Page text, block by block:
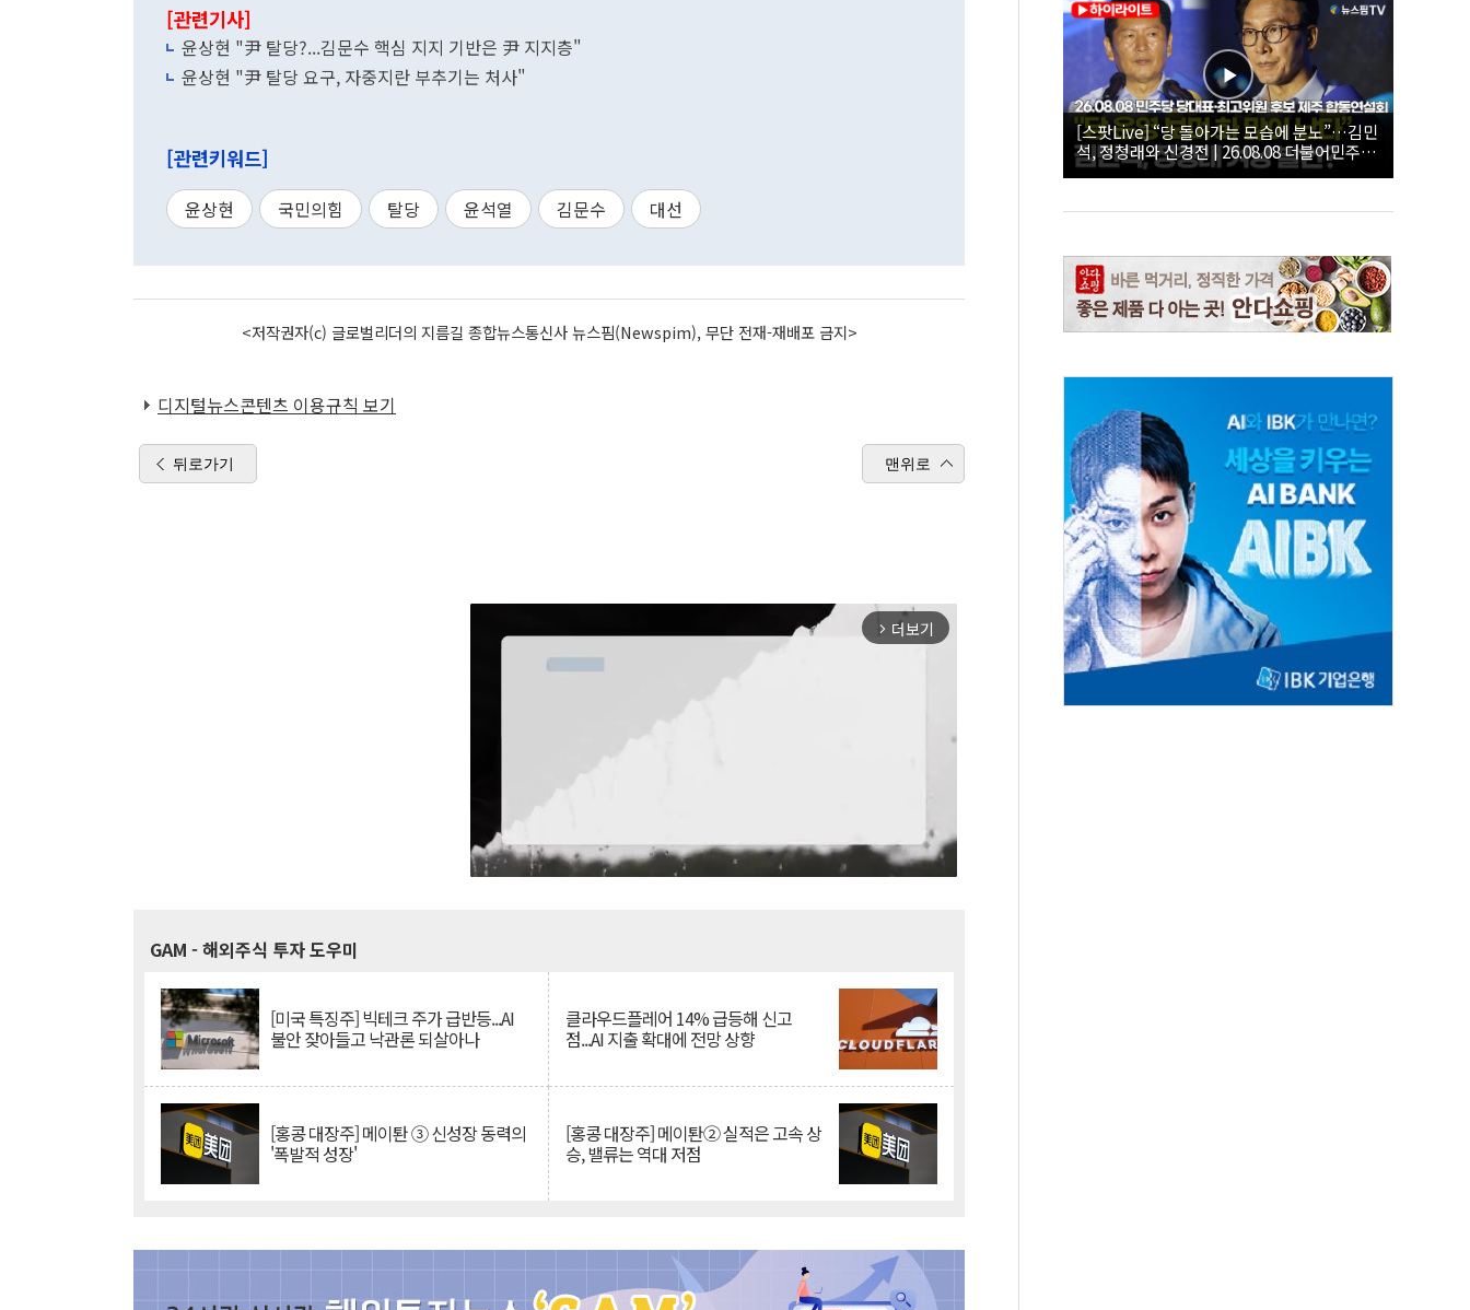
[관련기사]
윤상현 "尹 탈당?...김문수 핵심 지지 기반은 尹 지지층"
윤상현 "尹 탈당 요구, 자중지란 부추기는 처사"
[관련키워드]
윤상현 국민의힘 탈당 윤석열 김문수 대선
<저작권자(c) 글로벌리더의 지름길 종합뉴스통신사 뉴스핌(Newspim), 무단 전재-재배포 금지>
디지털뉴스콘텐츠 이용규칙 보기
뒤로가기 맨위로
arrow_forward_ios 더보기
GAM - 해외주식 투자 도우미
[미국 특징주] 빅테크 주가 급반등...AI
불안 잦아들고 낙관론 되살아나
클라우드플레어 14% 급등해 신고
점...AI 지출 확대에 전망 상향
[홍콩 대장주] 메이퇀 ③ 신성장 동력의
'폭발적 성장'
[홍콩 대장주] 메이퇀② 실적은 고속 상
승, 밸류는 역대 저점
[스팟Live] “당 돌아가는 모습에 분노”…김민
석, 정청래와 신경전 | 26.08.08 더불어민주당
당대표·최고위원 후보 제주 합동연설회